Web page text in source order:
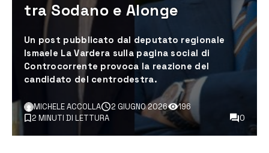
tra Sodano e Alonge
Un post pubblicato dal deputato regionale
Ismaele La Vardera sulla pagina social di
Controcorrente provoca la reazione del
candidato del centrodestra.
MICHELE ACCOLLA 2 GIUGNO 2026
196
2 MINUTI DI LETTURA
0